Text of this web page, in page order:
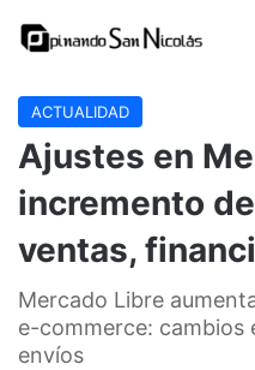
ACTUALIDAD
Ajustes en
incremento
ventas,
Mercado Libre
e-commerce: cambios
envíos